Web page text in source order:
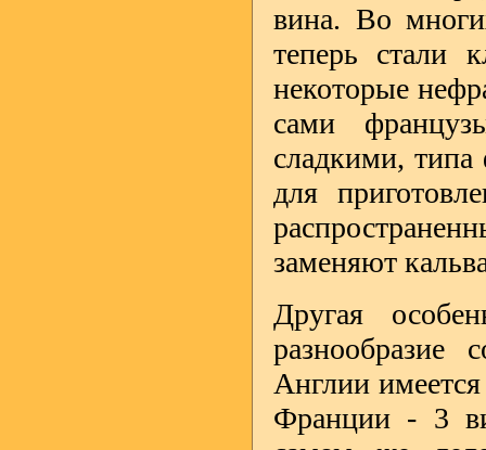
вина. Во
теперь стали
некоторые
сами
сладкими,
для
заменяют
Другая
Англии
Франции - 3